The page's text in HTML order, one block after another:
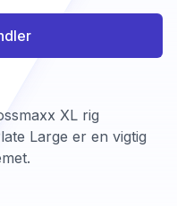
XL rig
Large er en vigtig